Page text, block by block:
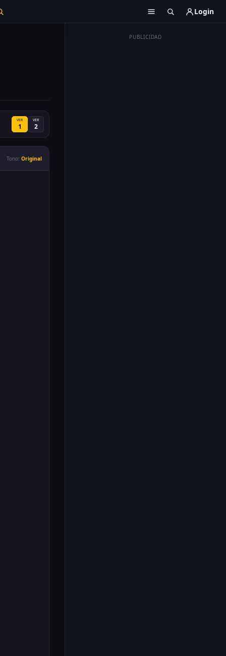
Login
PUBLICIDAD
VER
1
VER
2
Tono: Original